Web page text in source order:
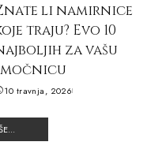
li namirnice
traju? Evo 10
za vašu
10 travnja, 2026